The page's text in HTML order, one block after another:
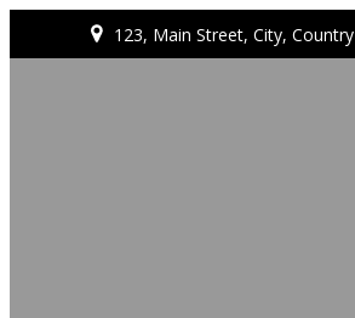
123, Main Street, City, Country